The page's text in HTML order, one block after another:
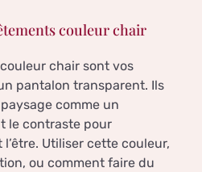
couleur chair
chair sont vos
pantalon transparent. Ils
comme un
le contraste pour
Utiliser cette couleur,
ou comment faire du